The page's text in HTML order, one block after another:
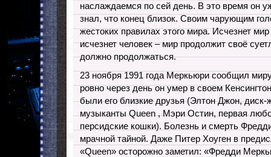
наслаждаемся по сей день. В это время он
знал, что конец близок. Своим чарующим
жестоких правилах этого мира. Исчезнет мир
исчезнет человек – мир продолжит своё
должно продолжаться.
23 ноября 1991 года Меркьюри сообщил
ровно через день он умер в своем
были его близкие друзья (Элтон Джон, диск-
музыканты Queen , Мэри Остин, первая
персидские кошки). Болезнь и смерть
мрачной тайной. Даже Питер Хоуген в
«Queen» осторожно заметил: «Фредди